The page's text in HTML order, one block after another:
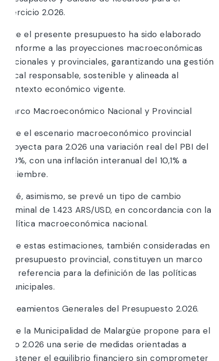
Ejercicio 2.026.
Que el presente presupuesto ha sido elaborado
conforme a las proyecciones macroeconómicas
nacionales y provinciales, garantizando una gestión
fiscal responsable, sostenible y alineada al
contexto económico vigente.
Marco Macroeconómico Nacional y Provincial
Que el escenario macroeconómico provincial
proyecta para 2.026 una variación real del PBI del
5,0%, con una inflación interanual del 10,1% a
diciembre.
Qué, asimismo, se prevé un tipo de cambio
nominal de 1.423 ARS/USD, en concordancia con la
política macroeconómica nacional.
Que estas estimaciones, también consideradas en
el presupuesto provincial, constituyen un marco
de referencia para la definición de las políticas
municipales.
Lineamientos Generales del Presupuesto 2.026.
Que la Municipalidad de Malargüe propone para el
año 2.026 una serie de medidas orientadas a
sostener el equilibrio financiero sin comprometer